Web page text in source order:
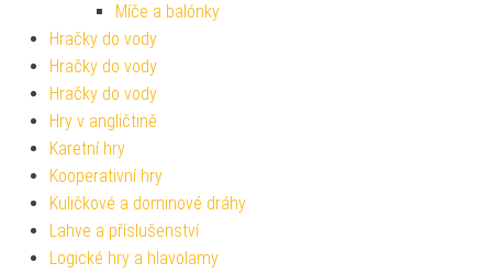
Míče a balónky
Hračky do vody
Hračky do vody
Hračky do vody
Hry v angličtině
Karetní hry
Kooperativní hry
Kuličkové a dominové dráhy
Lahve a příslušenství
Logické hry a hlavolamy